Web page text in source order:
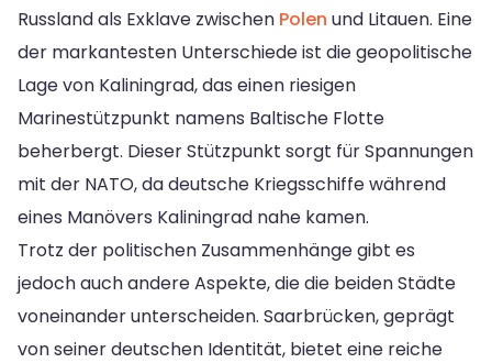
Russland als Exklave zwischen Polen und Litauen. Eine
der markantesten Unterschiede ist die geopolitische
Lage von Kaliningrad, das einen riesigen
Marinestützpunkt namens Baltische Flotte
beherbergt. Dieser Stützpunkt sorgt für Spannungen
mit der NATO, da deutsche Kriegsschiffe während
eines Manövers Kaliningrad nahe kamen.
Trotz der politischen Zusammenhänge gibt es
jedoch auch andere Aspekte, die die beiden Städte
voneinander unterscheiden. Saarbrücken, geprägt
von seiner deutschen Identität, bietet eine reiche